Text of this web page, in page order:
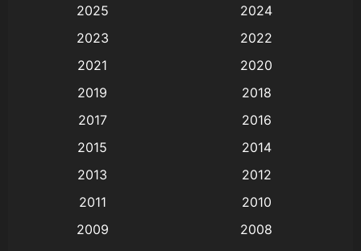
Animation การ์ตูน
Animation อนิเมะ
Animation แอนิเมชัน
(9)
2025
2024
2023
2022
2021
2020
2019
2018
2017
2016
2015
2014
2013
2012
2011
2010
2009
2008